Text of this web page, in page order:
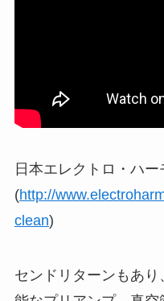
日本エレクトロ・ハー
(http://
clean)
センドリターンもあ